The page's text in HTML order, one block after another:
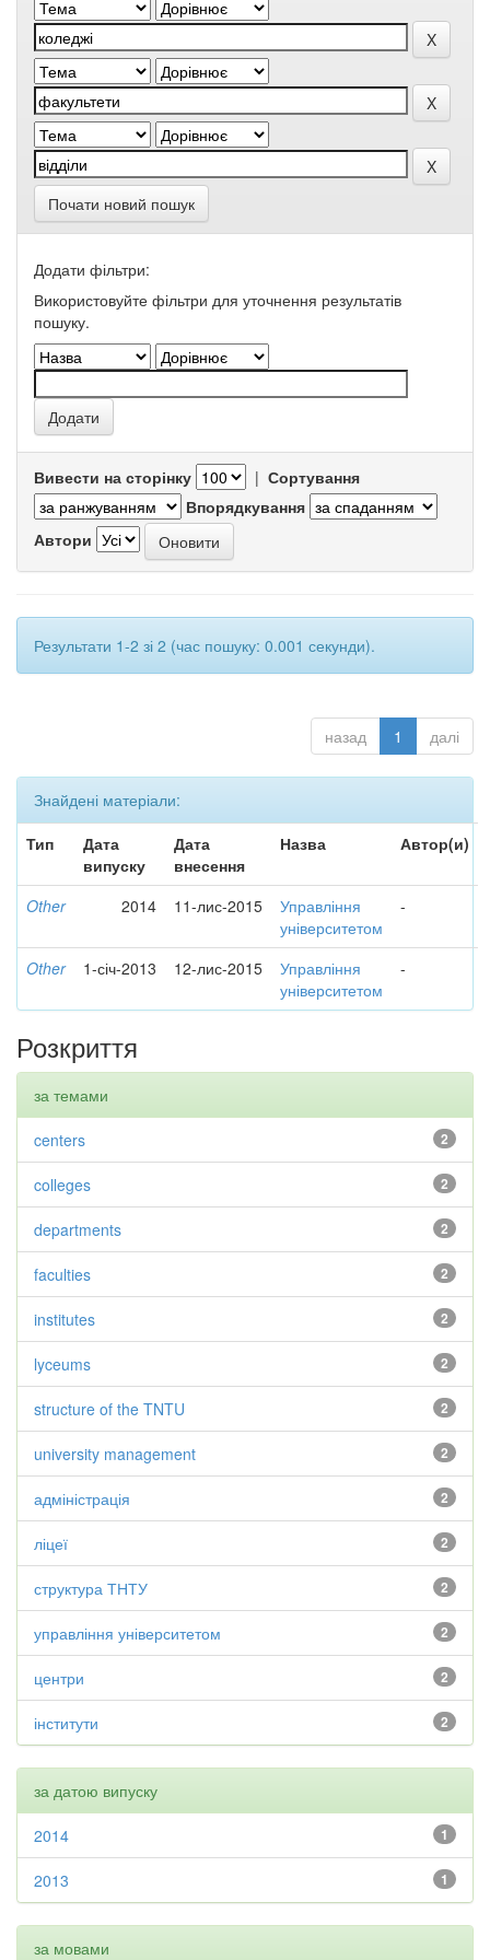
Почати новий пошук
Додати фільтри:
Використовуйте фільтри для уточнення результатів
пошуку.
Вивести на сторінку | Сортування
Впорядкування
Автори
Результати 1-2 зі 2 (час пошуку: 0.001 секунди).
назад 1 далі
Знайдені матеріали:
Тип
Дата
випуску
Дата
внесення
Назва Автор(и)
Other 2014 11-лис-2015
Управління
університетом
-
Other 1-січ-2013 12-лис-2015
Управління
університетом
-
Розкриття
за темами
2
centers
2
colleges
2
departments
2
faculties
2
institutes
2
lyceums
2
structure of the TNTU
2
university management
2
адміністрація
2
ліцеї
2
структура ТНТУ
2
управління університетом
2
центри
2
інститути
за датою випуску
1
2014
1
2013
за мовами